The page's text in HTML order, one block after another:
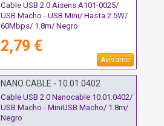
Cable USB 2.0 Aisens A101-0025/
USB Macho - USB Mini/ Hasta 2.5W/
60Mbps/ 1.8m/ Negro
2,79 €
Avísame
NANO CABLE - 10.01.0402
Cable USB 2.0 Nanocable 10.01.0402/
USB Macho - MiniUSB Macho/ 1.8m/
Negro